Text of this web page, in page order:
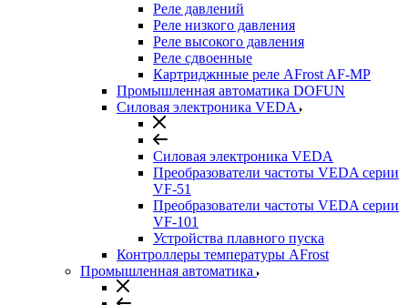
Реле давлений
Реле низкого давления
Реле высокого давления
Реле сдвоенные
Картриджнные реле AFrost AF-MP
Промышленная автоматика DOFUN
Силовая электроника VEDA
Силовая электроника VEDA
Преобразователи частоты VEDA серии
VF-51
Преобразователи частоты VEDA серии
VF-101
Устройства плавного пуска
Контроллеры температуры AFrost
Промышленная автоматика